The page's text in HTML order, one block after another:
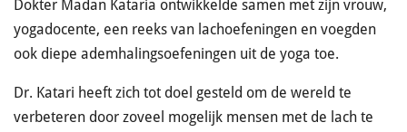
Dokter Madan Kataria ontwikkelde samen met zijn vrouw,
yogadocente, een reeks van lachoefeningen en voegden
ook diepe ademhalingsoefeningen uit de yoga toe.
Dr. Katari heeft zich tot doel gesteld om de wereld te
verbeteren door zoveel mogelijk mensen met de lach te